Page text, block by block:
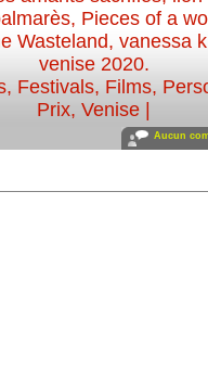
, Pieces of a
Wasteland,vanessa
venise 2020.
, Festivals, Films,
Prix,Venise
Aucun